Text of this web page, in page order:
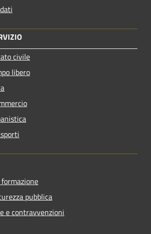
civile
libero
pubblica
e contravvenzioni